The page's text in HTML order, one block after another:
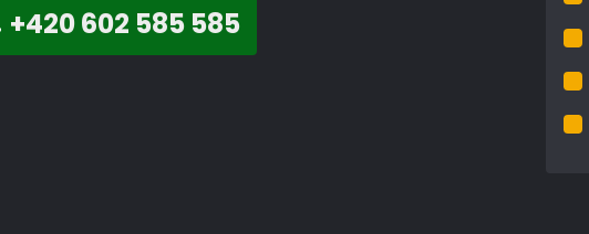
+420 602 585 585